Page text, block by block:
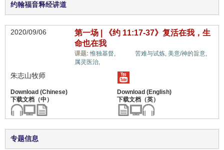
约翰福音释经讲道
2020/09/06
第一场 | 《约 11:17-37》复活在我，生
命也在我
课题:惟独基督, 苦难与试炼, 美意/神的旨意,
属灵医治,
朱志山牧师
专题信息